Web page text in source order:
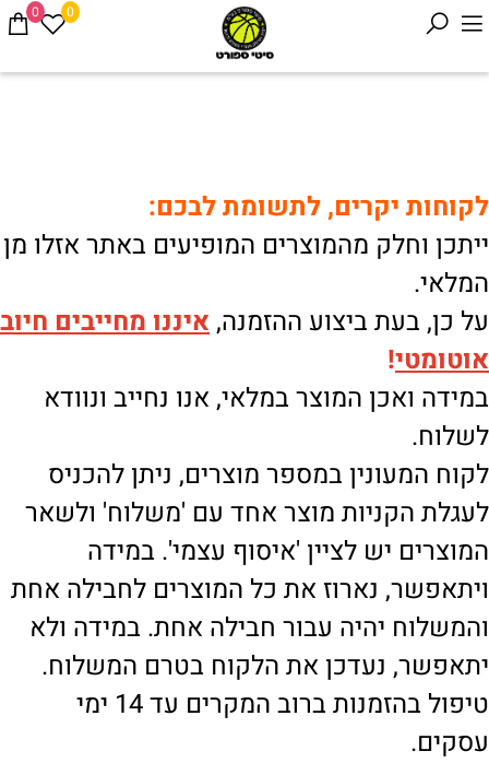
0 0
לקוחות יקרים, לתשומת לבכם:
ייתכן וחלק מהמוצרים המופיעים באתר אזלו מן
המלאי.
על כן, בעת ביצוע ההזמנה, איננו מחייבים חיוב
אוטומטי!
במידה ואכן המוצר במלאי, אנו נחייב ונוודא
לשלוח.
לקוח המעונין במספר מוצרים, ניתן להכניס
לעגלת הקניות מוצר אחד עם 'משלוח' ולשאר
המוצרים יש לציין 'איסוף עצמי'. במידה
ויתאפשר, נארוז את כל המוצרים לחבילה אחת
והמשלוח יהיה עבור חבילה אחת. במידה ולא
יתאפשר, נעדכן את הלקוח בטרם המשלוח.
טיפול בהזמנות ברוב המקרים עד 14 ימי
עסקים.